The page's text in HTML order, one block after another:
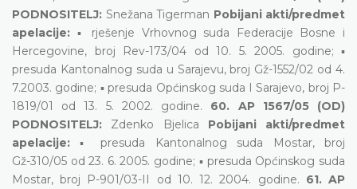
PODNOSITELJ: Snežana Tigerman Pobijani akti/predmet
apelacije: ▪ rješenje Vrhovnog suda Federacije Bosne i
Hercegovine, broj Rev-173/04 od 10. 5. 2005. godine; ▪
presuda Kantonalnog suda u Sarajevu, broj Gž-1552/02 od 4.
7.2003. godine; ▪ presuda Općinskog suda I Sarajevo, broj P-
1819/01 od 13. 5. 2002. godine. 60. AP 1567/05 (OD)
PODNOSITELJ: Zdenko Bjelica Pobijani akti/predmet
apelacije: ▪ presuda Kantonalnog suda Mostar, broj
Gž-310/05 od 23. 6. 2005. godine; ▪ presuda Općinskog suda
Mostar, broj P-901/03-II od 10. 12. 2004. godine. 61. AP